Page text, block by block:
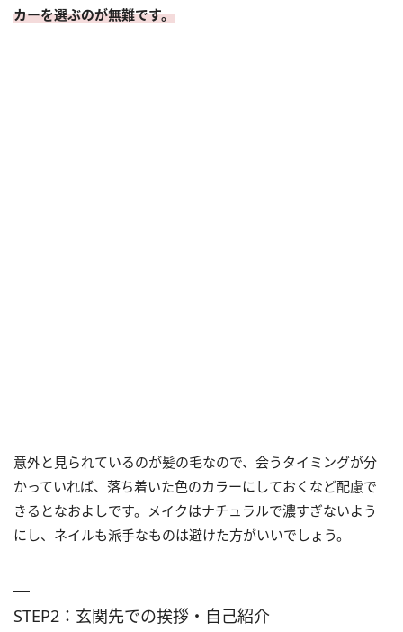
カーを選ぶのが無難です。
意外と見られているのが髪の毛なので、会うタイミングが分
かっていれば、落ち着いた色のカラーにしておくなど配慮で
きるとなおよしです。メイクはナチュラルで濃すぎないよう
にし、ネイルも派手なものは避けた方がいいでしょう。
STEP2：玄関先での挨拶・自己紹介